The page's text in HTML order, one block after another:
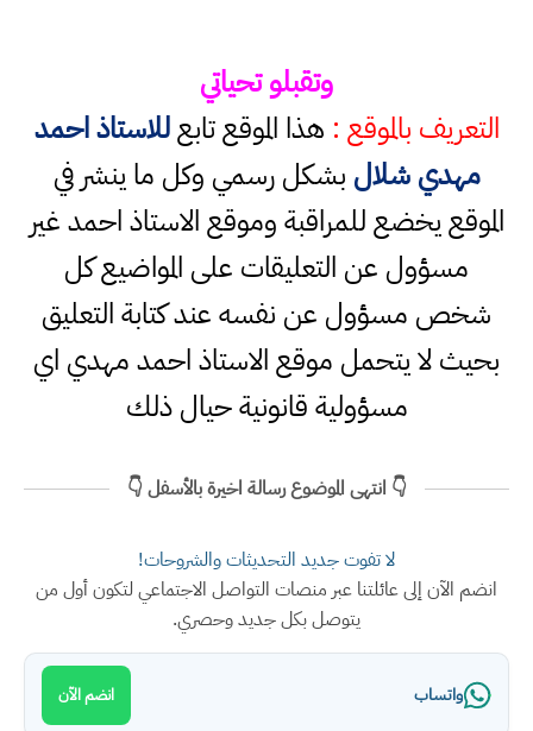
وتقبلو تحياتي
التعريف بالموقع : هذا الموقع تابعللاستاذ احمد
مهدي شلال بشكل رسمي وكل ما ينشر في
الموقع يخضع للمراقبة وموقع الاستاذ احمد غير
مسؤول عن التعليقات على المواضيع كل
شخص مسؤول عن نفسه عند كتابة التعليق
بحيث لا يتحمل موقع الاستاذ احمد مهدي اي
مسؤولية قانونية حيال ذلك
👇 انتهى الموضوع رسالة اخيرة بالأسفل 👇
لا تفوت جديد التحديثات والشروحات!
انضم الآن إلى عائلتنا عبر منصات التواصل الاجتماعي لتكون أول من
يتوصل بكل جديد وحصري.
واتساب انضم الآن